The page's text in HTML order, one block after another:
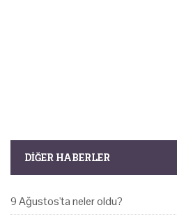
DIĞER HABERLER
9 Ağustos'ta neler oldu?